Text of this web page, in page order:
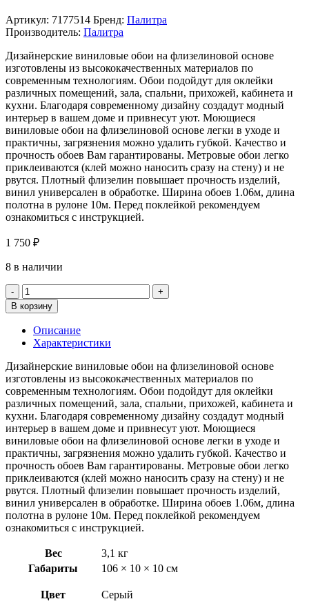
Артикул: 7177514 Бренд: Палитра
Производитель: Палитра
Дизайнерские виниловые обои на флизелиновой основе
изготовлены из высококачественных материалов по
современным технологиям. Обои подойдут для оклейки
различных помещений, зала, спальни, прихожей, кабинета и
кухни. Благодаря современному дизайну создадут модный
интерьер в вашем доме и привнесут уют. Моющиеся
виниловые обои на флизелиновой основе легки в уходе и
практичны, загрязнения можно удалить губкой. Качество и
прочность обоев Вам гарантированы. Метровые обои легко
приклеиваются (клей можно наносить сразу на стену) и не
рвутся. Плотный флизелин повышает прочность изделий,
винил универсален в обработке. Ширина обоев 1.06м, длина
полотна в рулоне 10м. Перед поклейкой рекомендуем
ознакомиться с инструкцией.
1 750 ₽
8 в наличии
Количество
товара
Обои
Палитра
71775-
Miramare
В корзину
Описание
Характеристики
Дизайнерские виниловые обои на флизелиновой основе
изготовлены из высококачественных материалов по
современным технологиям. Обои подойдут для оклейки
различных помещений, зала, спальни, прихожей, кабинета и
кухни. Благодаря современному дизайну создадут модный
интерьер в вашем доме и привнесут уют. Моющиеся
виниловые обои на флизелиновой основе легки в уходе и
практичны, загрязнения можно удалить губкой. Качество и
прочность обоев Вам гарантированы. Метровые обои легко
приклеиваются (клей можно наносить сразу на стену) и не
рвутся. Плотный флизелин повышает прочность изделий,
винил универсален в обработке. Ширина обоев 1.06м, длина
полотна в рулоне 10м. Перед поклейкой рекомендуем
ознакомиться с инструкцией.
Вес
3,1 кг
Габариты
106 × 10 × 10 см
Цвет Серый